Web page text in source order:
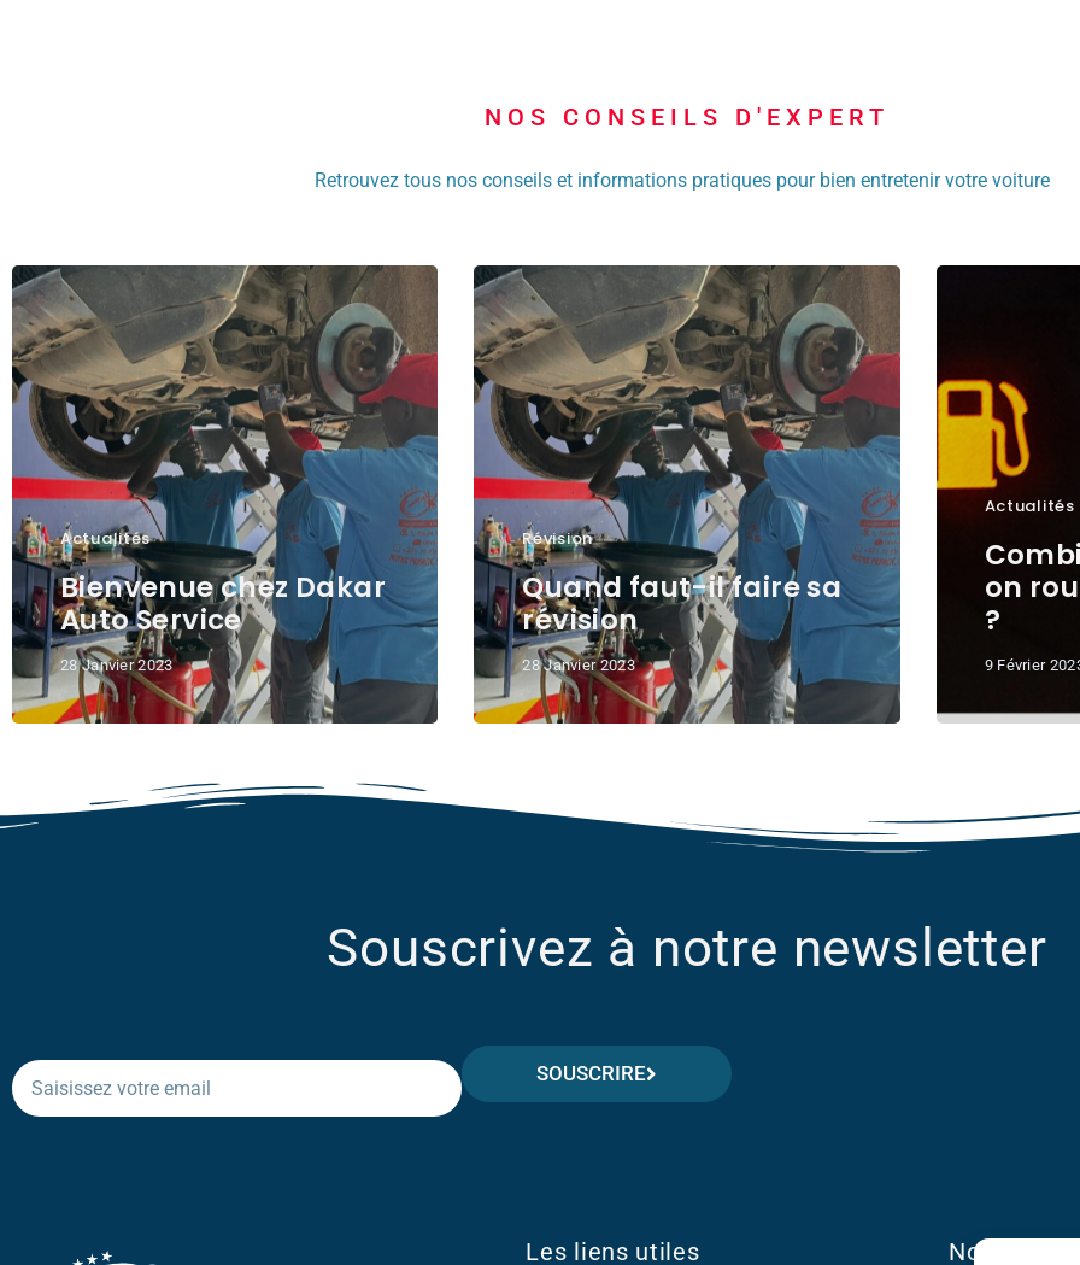
NOS CONSEILS D'EXPERT
Retrouvez tous nos conseils et informations pratiques pour bien entretenir votre voiture
Actualités
Bienvenue chez Dakar
Auto Service
28 Janvier 2023
Révision
Quand faut-il faire sa
révision
28 Janvier 2023
Actualités
on
?
9 Février
Souscrivez à notre newsletter
SOUSCRIRE
Les liens utiles Nous